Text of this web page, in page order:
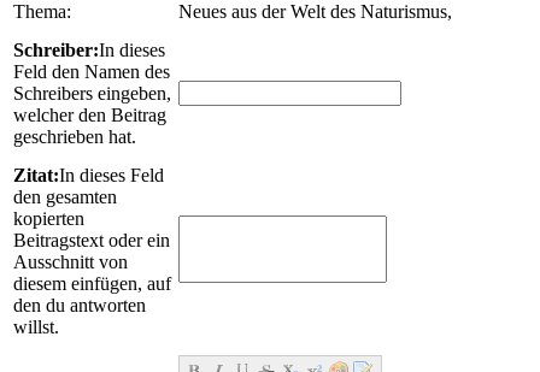
Thema:
Neues aus der Welt des Naturismus,
Schreiber:In dieses
Feld den Namen des
Schreibers eingeben,
welcher den Beitrag
geschrieben hat.
Zitat:In dieses Feld
den gesamten
kopierten
Beitragstext oder ein
Ausschnitt von
diesem einfügen, auf
den du antworten
willst.